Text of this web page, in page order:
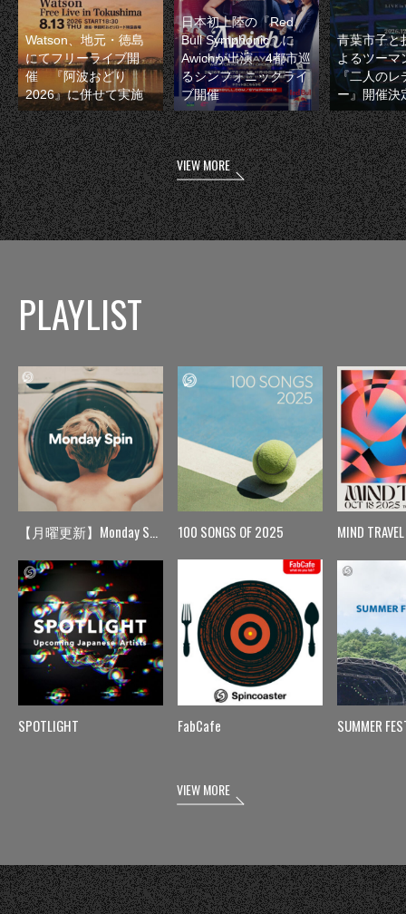
Watson、地元・徳島
にてフリーライブ開
催 『阿波おどり
2026』に併せて実施
日本初上陸の『Red
Bull Symphonic』に
Awichが出演 4都市巡
るシンフォニックライ
ブ開催
青葉市子と
よるツーマ
『二人のレ
ー』開催決
VIEW MORE
PLAYLIST
【月曜更新】Monday Spin
SPOTLIGHT
100 SONGS OF 2025
FabCafe
MIND TRAVEL
SUMMER
VIEW MORE